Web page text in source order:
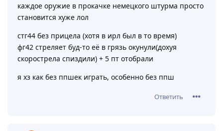
каждое оружие в прокачке немецкого штурма просто
становится хуже лол
стг44 без прицела (хотя в ирл был в то время)
фг42 стреляет буд-то её в грязь окунули(дохуя
скорострела спиздили) + 5 пт отобрали
я хз как без ппшек играть, особенно без ппш
Ответить